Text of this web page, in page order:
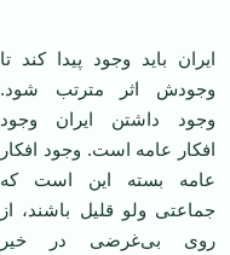
ایران باید وجود پیدا کند تا
وجودش اثر مترتب شود.
وجود داشتن ایران وجود
افکار عامه است. وجود افکار
عامه بسته این است که
جماعتی ولو قلیل باشند، از
روی بی‌غرضی در خیر